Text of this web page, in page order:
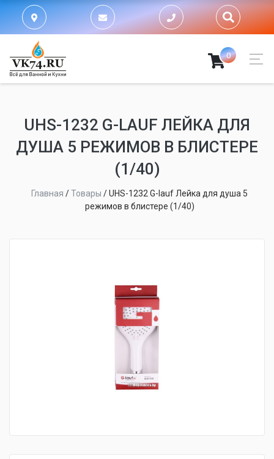
0
UHS-1232 G-LAUF ЛЕЙКА ДЛЯ
ДУША 5 РЕЖИМОВ В БЛИСТЕРЕ
(1/40)
Главная /Товары /UHS-1232 G-lauf Лейка для душа 5
режимов в блистере (1/40)